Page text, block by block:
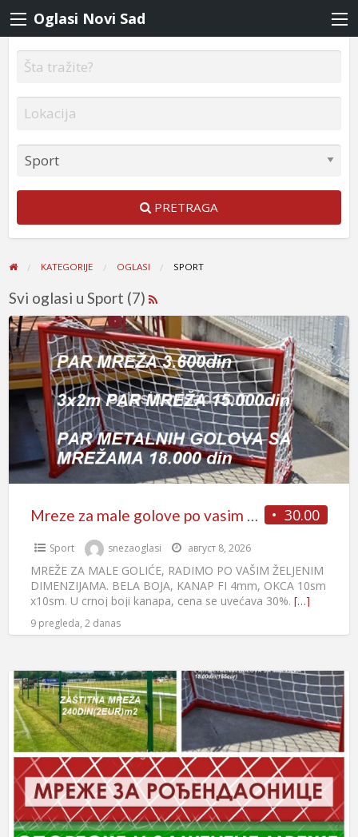
Oglasi Novi Sad
PRETRAGA
KATEGORIJE OGLASI SPORT
Svi oglasi u Sport (7)
30.00
Mreze za male golove po vasim dimenzijama
Sport snezaoglasi август 8, 2026
MREŽE ZA MALE GOLIĆE, RADIMO PO VAŠIM ŽELJENIM
DIMENZIJAMA. BELA BOJA, KANAP FI 4mm, OKCA 10sm
x10sm. U crnoj boji kanapa, cena se uvećava 30%. […]
9 pregleda, 2 danas